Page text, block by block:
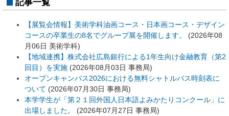
記事一覧
【展覧会情報】美術学科油画コース・日本画コース・デザイン
コースの卒業生の8名でグループ展を開催します。
(2026年08
月06日 美術学科)
【地域連携】株式会社広島銀行による1年生向け金融教育（第2
回目）を実施 (2026年08月03日 事務局)
オープンキャンパス2026における無料シャトルバス時刻表に
ついて (2026年07月30日 事務局)
本学学生が「第２１回外国人日本語よみかたりコンクール」に
出場しました。
(2026年07月27日 事務局)